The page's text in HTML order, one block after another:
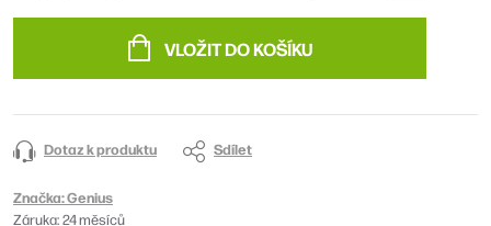
VLOŽIT DO KOŠÍKU
Dotaz k produktu Sdílet
Značka:Genius
Záruka:24 měsíců